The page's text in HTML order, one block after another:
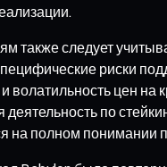
также следует
риски
волатильность цен на
по
на полном понимании